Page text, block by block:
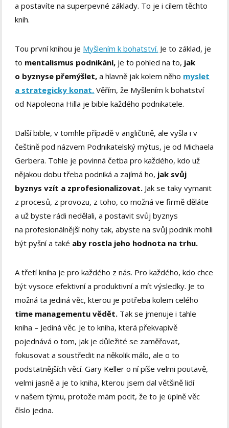
a postavíte na superpevné základy. To je i cílem těchto
knih.
Tou první knihou je Myšlením k bohatství. Je to základ, je
to mentalismus podnikání, je to pohled na to, jak
o byznyse přemýšlet, a hlavně jak kolem něho myslet
a strategicky konat. Věřím, že Myšlením k bohatství
od Napoleona Hilla je bible každého podnikatele.
Další bible, v tomhle případě v angličtině, ale vyšla i v
češtině pod názvem Podnikatelský mýtus, je od Michaela
Gerbera. Tohle je povinná četba pro každého, kdo už
nějakou dobu třeba podniká a zajímá ho, jak svůj
byznys vzít a zprofesionalizovat. Jak se taky vymanit
z procesů, z provozu, z toho, co možná ve firmě děláte
a už byste rádi nedělali, a postavit svůj byznys
na profesionálnější nohy tak, abyste na svůj podnik mohli
být pyšní a také aby rostla jeho hodnota na trhu.
A třetí kniha je pro každého z nás. Pro každého, kdo chce
být vysoce efektivní a produktivní a mít výsledky. Je to
možná ta jediná věc, kterou je potřeba kolem celého
time managementu vědět. Tak se jmenuje i tahle
kniha – Jediná věc. Je to kniha, která překvapivě
pojednává o tom, jak je důležité se zaměřovat,
fokusovat a soustředit na několik málo, ale o to
podstatnějších věcí. Gary Keller o ní píše velmi poutavě,
velmi jasně a je to kniha, kterou jsem dal většině lidí
v našem týmu, protože mám pocit, že to je úplně věc
číslo jedna.